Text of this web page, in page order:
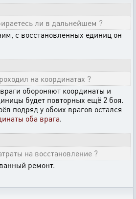
ли в дальнейшем ?
с восстановленных единиц он
на координатах ?
обороняют координаты и
будет повторных ещё 2 боя.
подряд у обоих врагов остался
оба врага.
на восстановление ?
ремонт.